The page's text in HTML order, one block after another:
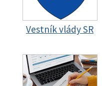
Vestník vlády SR